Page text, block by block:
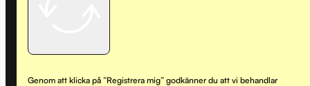
Genom att klicka på ”Registrera mig” godkänner du att vi behandlar